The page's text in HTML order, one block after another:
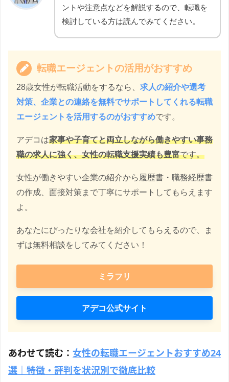
ントや注意点などを解説するので、転職を
検討している方は読んでみてください。
転職エージェントの活用がおすすめ
28歳女性が転職活動をするなら、 求人の紹介や選考
対策、企業との連絡を無料でサポートしてくれる転職
エージェントを活用するのがおすすめです。
アデコは家事や子育てと両立しながら働きやすい事務
職の求人に強く、女性の転職支援実績も豊富です。
女性が働きやすい企業の紹介から履歴書・職務経歴書
の作成、面接対策まで丁寧にサポートしてもらえます
よ。
あなたにぴったりな会社を紹介してもらえるので、ま
ずは無料相談をしてみてください！
ミラフリ
アデコ公式サイト
あわせて読む： 女性の転職エージェントおすすめ24
選｜特徴・評判を状況別で徹底比較